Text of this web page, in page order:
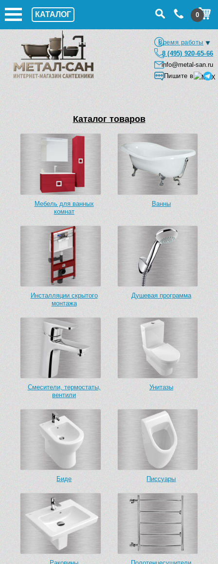
КАТАЛОГ 0
Время работы
8 (495) 920-65-66
info@metal-san.ru
Пишите в
Каталог товаров
Мебель для ванных
комнат
Ванны
Инсталляции скрытого
монтажа
Душевая программа
Смесители, термостаты,
вентили
Унитазы
Биде Писсуары